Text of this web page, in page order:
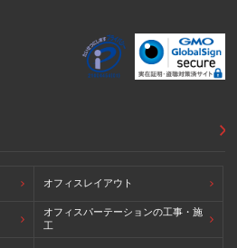
護に関する制度等の詳細は以下を
オフィスレイアウト
オフィスパーテーションの工事・施
工